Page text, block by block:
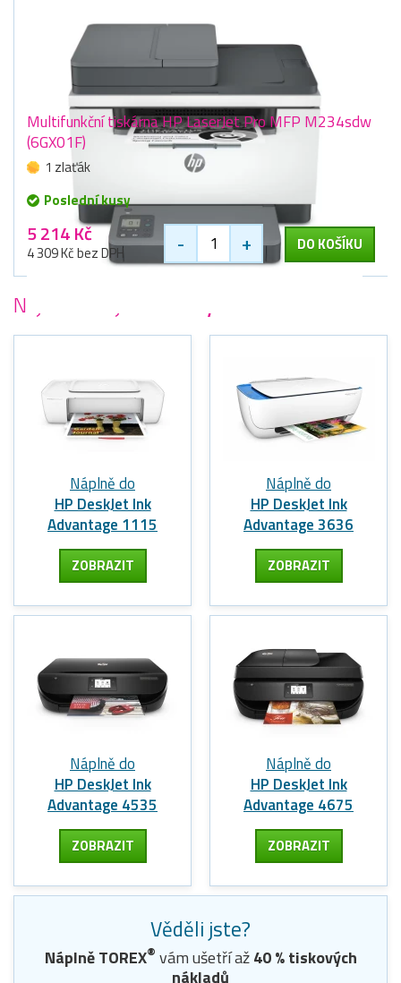
Multifunkční tiskárna HP LaserJet Pro MFP M234sdw
(6GX01F)
1 zlaťák
Poslední kusy
5 214 Kč
4 309 Kč bez DPH - + DO KOŠÍKU
Nejoblíbenější
Náplně do
HP DeskJet Ink
Advantage 1115
ZOBRAZIT
Náplně do
HP DeskJet Ink
Advantage 3636
ZOBRAZIT
Náplně do
HP DeskJet Ink
Advantage 4535
ZOBRAZIT
Náplně do
HP DeskJet Ink
Advantage 4675
ZOBRAZIT
Věděli jste?
Náplně TOREX® vám ušetří až40% tiskových
nákladů